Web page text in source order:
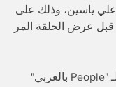
علي ياسين، وذلك على
قبل عرض الحلقة المر
وتشير مصادر خاصة لـ "People بالعربي"